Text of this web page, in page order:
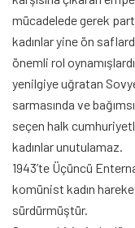
mücadelede gerek
kadınlar yine ön
önemli rol
yenilgiye uğratan
sarmasında ve
seçen halk
kadınlar unutulamaz.
1943’te Üçüncü
komünist kadın
sürdürmüştür.